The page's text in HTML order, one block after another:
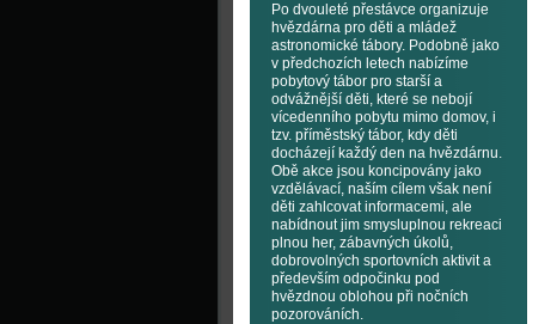
Po dvouleté přestávce organizuje
hvězdárna pro děti a mládež
astronomické tábory. Podobně jako
v předchozích letech nabízíme
pobytový tábor pro starší a
odvážnější děti, které se nebojí
vícedenního pobytu mimo domov, i
tzv. příměstský tábor, kdy děti
docházejí každý den na hvězdárnu.
Obě akce jsou koncipovány jako
vzdělávací, naším cílem však není
děti zahlcovat informacemi, ale
nabídnout jim smysluplnou rekreaci
plnou her, zábavných úkolů,
dobrovolných sportovních aktivit a
především odpočinku pod
hvězdnou oblohou při nočních
pozorováních.